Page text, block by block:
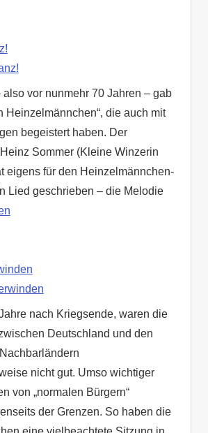
also vor nunmehr 70 Jahren – gab
Heinzelmännchen“, die auch mit
begeistert haben. Der
Sommer (Kleine Winzerin
eigens für den Heinzelmännchen-
Lied geschrieben – die Melodie
nach Kriegsende, waren die
Deutschland und den
nicht gut. Umso wichtiger
von „normalen Bürgern“
der Grenzen. So haben die